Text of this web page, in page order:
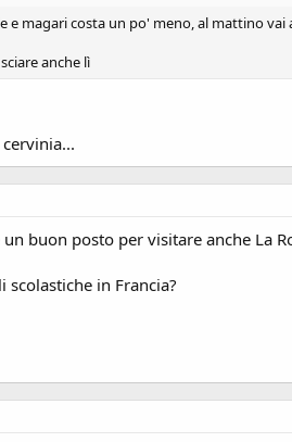
e magari costa un po' meno, al mattino vai
anche lì
buon posto per visitare anche La
in Francia?